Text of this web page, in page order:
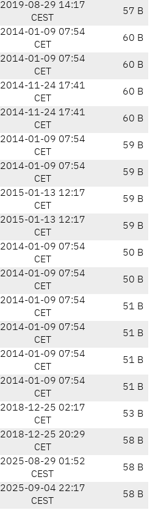
2019-08-29 14:17
CEST
57 B
2014-01-09 07:54
CET
60 B
2014-01-09 07:54
CET
60 B
2014-11-24 17:41
CET
60 B
2014-11-24 17:41
CET
60 B
2014-01-09 07:54
CET
59 B
2014-01-09 07:54
CET
59 B
2015-01-13 12:17
CET
59 B
2015-01-13 12:17
CET
59 B
2014-01-09 07:54
CET
50 B
2014-01-09 07:54
CET
50 B
2014-01-09 07:54
CET
51 B
2014-01-09 07:54
CET
51 B
2014-01-09 07:54
CET
51 B
2014-01-09 07:54
CET
51 B
2018-12-25 02:17
CET
53 B
2018-12-25 20:29
CET
58 B
2025-08-29 01:52
CEST
58 B
2025-09-04 22:17
CEST
58 B